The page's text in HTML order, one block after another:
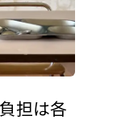
担は各